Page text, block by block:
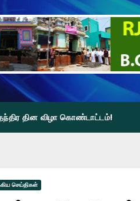
தின விழா கொண்டாட்டம்!
செய்திகள்